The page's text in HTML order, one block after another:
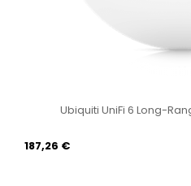
Ubiquiti UniFi 6 Long-
187,26 €